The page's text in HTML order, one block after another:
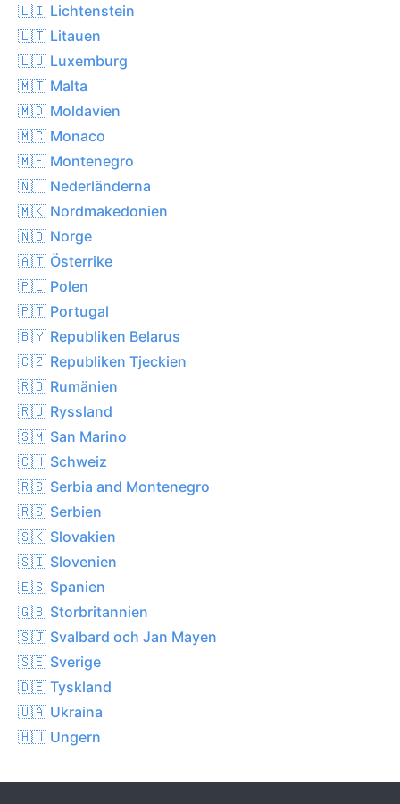
🇱🇮 Lichtenstein
🇱🇹 Litauen
🇱🇺 Luxemburg
🇲🇹 Malta
🇲🇩 Moldavien
🇲🇨 Monaco
🇲🇪 Montenegro
🇳🇱 Nederländerna
🇲🇰 Nordmakedonien
🇳🇴 Norge
🇦🇹 Österrike
🇵🇱 Polen
🇵🇹 Portugal
🇧🇾 Republiken Belarus
🇨🇿 Republiken Tjeckien
🇷🇴 Rumänien
🇷🇺 Ryssland
🇸🇲 San Marino
🇨🇭 Schweiz
🇷🇸 Serbia and Montenegro
🇷🇸 Serbien
🇸🇰 Slovakien
🇸🇮 Slovenien
🇪🇸 Spanien
🇬🇧 Storbritannien
🇸🇯 Svalbard och Jan Mayen
🇸🇪 Sverige
🇩🇪 Tyskland
🇺🇦 Ukraina
🇭🇺 Ungern